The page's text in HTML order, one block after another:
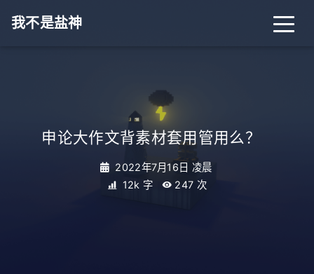
我不是盐神
申论大作文背素材套用管用么？
2022年7月16日 凌晨
12k 字
247 次